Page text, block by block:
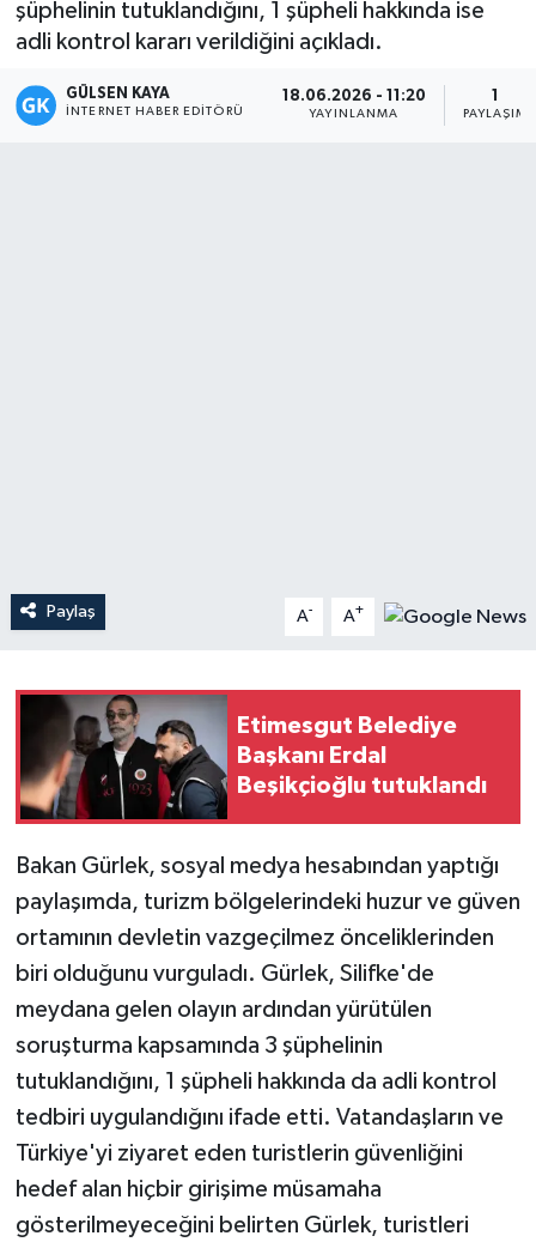
şüphelinin tutuklandığını, 1 şüpheli hakkında ise
adli kontrol kararı verildiğini açıkladı.
GÜLSEN KAYA
İNTERNET HABER EDITÖRÜ
18.06.2026 - 11:20
YAYINLANMA PAYLAŞIM
Paylaş A- A+
Etimesgut Belediye
Başkanı Erdal
Beşikçioğlu tutuklandı
Bakan Gürlek, sosyal medya hesabından yaptığı
paylaşımda, turizm bölgelerindeki huzur ve güven
ortamının devletin vazgeçilmez önceliklerinden
biri olduğunu vurguladı. Gürlek, Silifke'de
meydana gelen olayın ardından yürütülen
soruşturma kapsamında 3 şüphelinin
tutuklandığını, 1 şüpheli hakkında da adli kontrol
tedbiri uygulandığını ifade etti. Vatandaşların ve
Türkiye'yi ziyaret eden turistlerin güvenliğini
hedef alan hiçbir girişime müsamaha
gösterilmeyeceğini belirten Gürlek, turistleri
Magazin
Yaşam